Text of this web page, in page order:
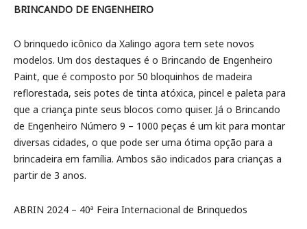
BRINCANDO DE ENGENHEIRO
O brinquedo icônico da Xalingo agora tem sete novos
modelos. Um dos destaques é o Brincando de Engenheiro
Paint, que é composto por 50 bloquinhos de madeira
reflorestada, seis potes de tinta atóxica, pincel e paleta para
que a criança pinte seus blocos como quiser. Já o Brincando
de Engenheiro Número 9 – 1000 peças é um kit para montar
diversas cidades, o que pode ser uma ótima opção para a
brincadeira em família. Ambos são indicados para crianças a
partir de 3 anos.
ABRIN 2024 – 40ª Feira Internacional de Brinquedos